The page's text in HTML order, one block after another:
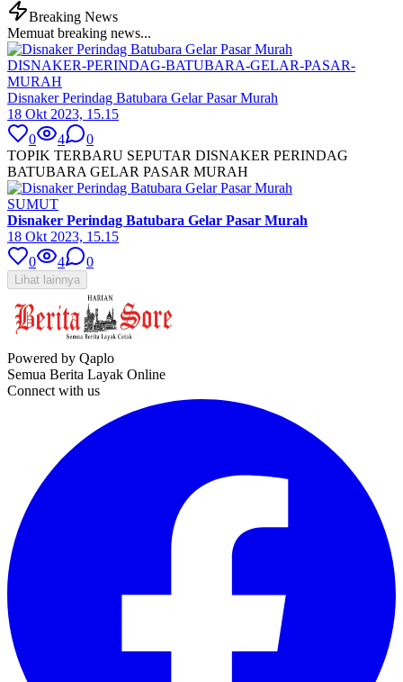
Breaking News
Memuat breaking news...
DISNAKER-PERINDAG-BATUBARA-GELAR-PASAR-
MURAH
Disnaker Perindag Batubara Gelar Pasar Murah
18 Okt 2023, 15.15
0
4
0
TOPIK TERBARU SEPUTAR DISNAKER PERINDAG
BATUBARA GELAR PASAR MURAH
SUMUT
Disnaker Perindag Batubara Gelar Pasar Murah
18 Okt 2023, 15.15
0
4 0
Lihat lainnya
Powered by Qaplo
Semua Berita Layak Online
Connect with us